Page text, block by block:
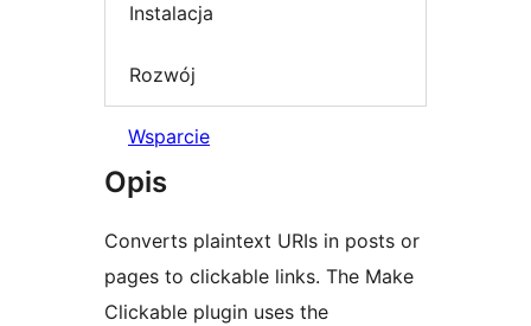
Instalacja
Rozwój
Wsparcie
Opis
Converts plaintext URIs in posts or
pages to clickable links. The Make
Clickable plugin uses the